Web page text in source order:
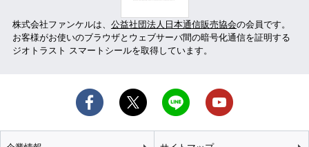
株式会社ファンケルは、 公益社団法人日本通信販売協会の会員です。
お客様がお使いのブラウザとウェブサーバ間の暗号化通信を証明する
ジオトラスト スマートシールを取得しています。